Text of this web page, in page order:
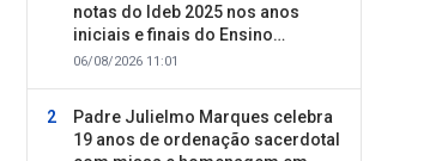
notas do Ideb 2025 nos anos
iniciais e finais do Ensino
Fundamental
06/08/2026 11:01
Padre Julielmo Marques celebra
19 anos de ordenação sacerdotal